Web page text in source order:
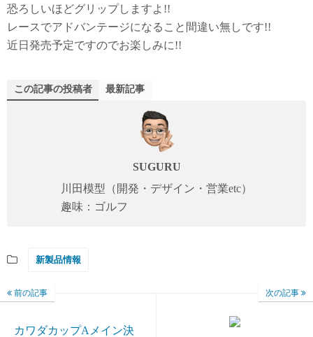
恐ろしいほどグリップしますよ!!
レースでアドバンテージになること間違い無しです!!
近日発売予定ですのでお楽しみに!!
この記事の投稿者 最新記事
SUGURU
川田模型（開発・デザイン・営業etc）
趣味：ゴルフ
新製品情報
前の記事
カワダカップAメイン決
次の記事